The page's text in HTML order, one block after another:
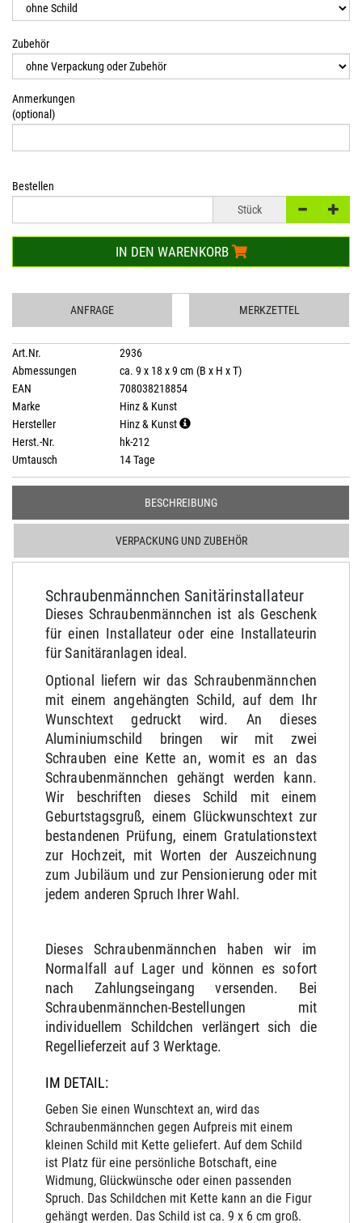
Zubehör
Anmerkungen
(optional)
Bestellen
Stück
IN DEN WARENKORB
ANFRAGE MERKZETTEL
Art.Nr.
2936
Abmessungen
ca. 9 x 18 x 9 cm (B x H x T)
EAN
708038218854
Marke
Hinz & Kunst
Hersteller
Hinz & Kunst
Herst.-Nr.
hk-212
Umtausch
14 Tage
BESCHREIBUNG
VERPACKUNG UND ZUBEHÖR
Schraubenmännchen Sanitärinstallateur
Dieses Schraubenmännchen ist als Geschenk
für einen Installateur oder eine Installateurin
für Sanitäranlagen ideal.
Optional liefern wir das Schraubenmännchen
mit einem angehängten Schild, auf dem Ihr
Wunschtext gedruckt wird. An dieses
Aluminiumschild bringen wir mit zwei
Schrauben eine Kette an, womit es an das
Schraubenmännchen gehängt werden kann.
Wir beschriften dieses Schild mit einem
Geburtstagsgruß, einem Glückwunschtext zur
bestandenen Prüfung, einem Gratulationstext
zur Hochzeit, mit Worten der Auszeichnung
zum Jubiläum und zur Pensionierung oder mit
jedem anderen Spruch Ihrer Wahl.
Dieses Schraubenmännchen haben wir im
Normalfall auf Lager und können es sofort
nach Zahlungseingang versenden. Bei
Schraubenmännchen-Bestellungen mit
individuellem Schildchen verlängert sich die
Regellieferzeit auf 3 Werktage.
IM DETAIL:
Geben Sie einen Wunschtext an, wird das
Schraubenmännchen gegen Aufpreis mit einem
kleinen Schild mit Kette geliefert. Auf dem Schild
ist Platz für eine persönliche Botschaft, eine
Widmung, Glückwünsche oder einen passenden
Spruch. Das Schildchen mit Kette kann an die Figur
gehängt werden. Das Schild ist ca. 9 x 6 cm groß.